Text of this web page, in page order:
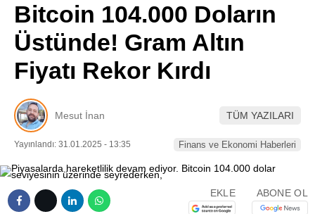
Youtube
TikTok
Telegram
Bitcoin 104.000 Doların
Üstünde! Gram Altın
Fiyatı Rekor Kırdı
Mesut İnan TÜM YAZILARI
Yayınlandı: 31.01.2025 - 13:35 Finans ve Ekonomi Haberleri
EKLE ABONE OL